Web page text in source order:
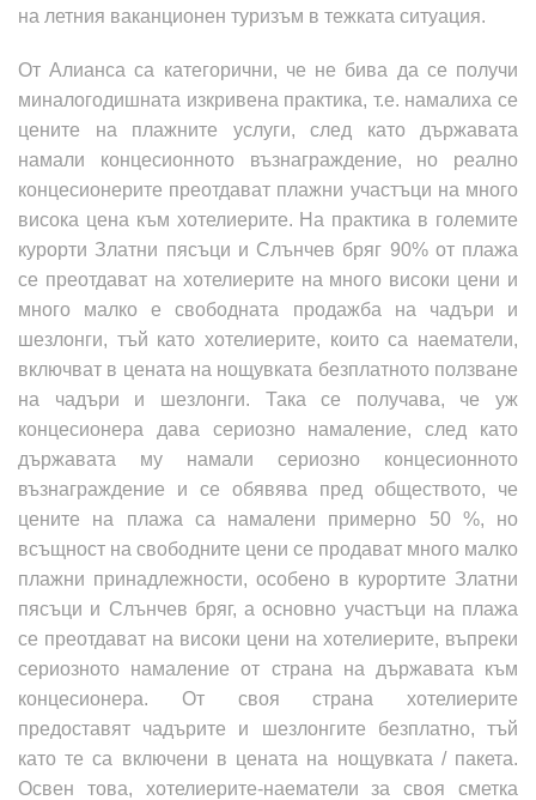
на летния ваканционен туризъм в тежката ситуация.
От Алианса са категорични, че не бива да се получи
миналогодишната изкривена практика, т.е. намалиха се
цените на плажните услуги, след като държавата
намали концесионното възнаграждение, но реално
концесионерите преотдават плажни участъци на много
висока цена към хотелиерите. На практика в големите
курорти Златни пясъци и Слънчев бряг 90% от плажа
се преотдават на хотелиерите на много високи цени и
много малко е свободната продажба на чадъри и
шезлонги, тъй като хотелиерите, които са наематели,
включват в цената на нощувката безплатното ползване
на чадъри и шезлонги. Така се получава, че уж
концесионера дава сериозно намаление, след като
държавата му намали сериозно концесионното
възнаграждение и се обявява пред обществото, че
цените на плажа са намалени примерно 50 %, но
всъщност на свободните цени се продават много малко
плажни принадлежности, особено в курортите Златни
пясъци и Слънчев бряг, а основно участъци на плажа
се преотдават на високи цени на хотелиерите, въпреки
сериозното намаление от страна на държавата към
концесионера. От своя страна хотелиерите
предоставят чадърите и шезлонгите безплатно, тъй
като те са включени в цената на нощувката / пакета.
Освен това, хотелиерите-наематели за своя сметка